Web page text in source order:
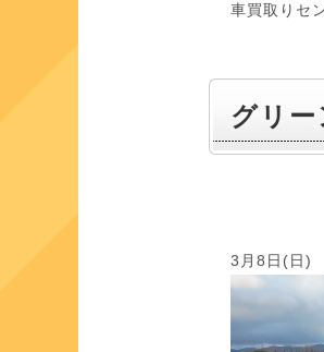
車買取りセ
グリ
3月8日(